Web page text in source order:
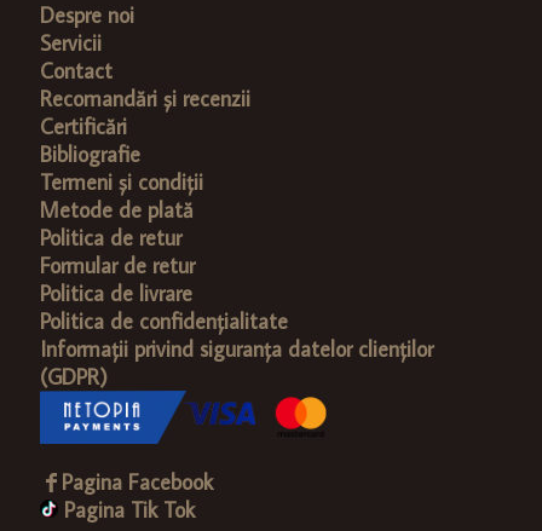
Despre noi
Servicii
Contact
Recomandări și recenzii
Certificări
Bibliografie
Termeni și condiții
Metode de plată
Politica de retur
Formular de retur
Politica de livrare
Politica de confidențialitate
Informații privind siguranța datelor clienților
(GDPR)
Pagina Facebook
Pagina Tik Tok